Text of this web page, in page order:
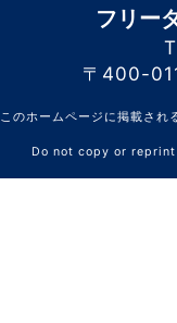
フリー
〒400-
このホームページに掲載され
Do not copy or